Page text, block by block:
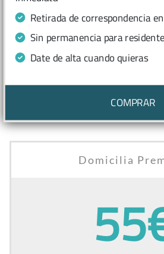
Retirada de correspondencia
Sin permanencia para
Date de alta cuando quieras
COMPRAR
Domicilia